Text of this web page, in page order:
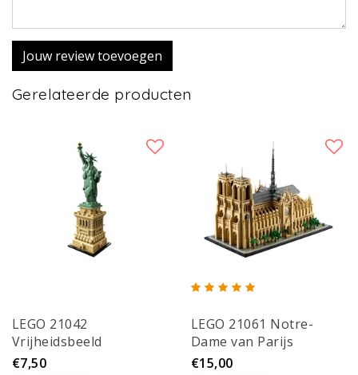
Jouw review toevoegen
Gerelateerde producten
LEGO 21042
Vrijheidsbeeld
€7,50
LEGO 21061 Notre-
Dame van Parijs
€15,00